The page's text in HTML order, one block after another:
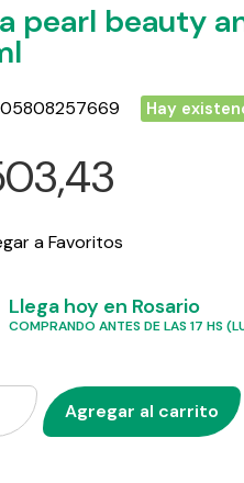
pearl beauty
Hay
a Favoritos
Llega hoy en Rosario
COMPRANDO ANTES DE LAS 17 HS
Agregar al carrito